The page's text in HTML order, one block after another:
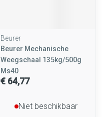
Beurer
Beurer Mechanische
Weegschaal 135kg/500g
Ms40
€ 64,77
Niet beschikbaar